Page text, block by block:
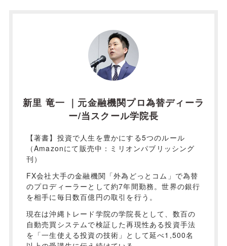
新里 竜一 ｜元金融機関プロ為替ディーラ
ー/当スクール学院長
【著書】投資で人生を豊かにする5つのルール
（Amazonにて販売中：ミリオンパブリッシング
刊）
FX会社大手の金融機関「外為どっとコム」で為替
のプロディーラーとして約7年間勤務。世界の銀行
を相手に毎日数百億円の取引を行う。
現在は沖縄トレード学院の学院長として、数百の
自動売買システムで検証した再現性ある投資手法
を「一生使える投資の技術」として延べ1,500名